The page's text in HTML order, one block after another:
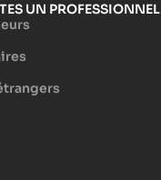
UN PROFESSIONNEL